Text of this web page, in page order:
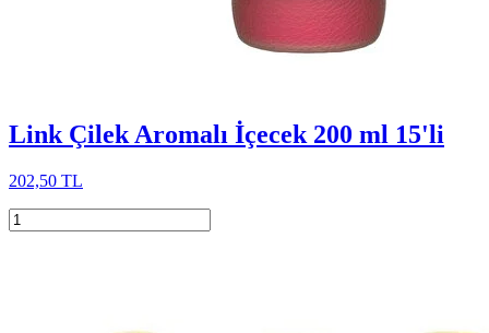
Link Çilek Aromalı İçecek 200 ml 15'li
202,50 TL